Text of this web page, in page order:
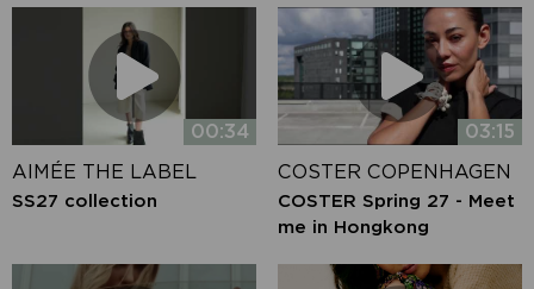
00:34
AIMÉE THE LABEL
SS27 collection
03:15
COSTER COPENHAGEN
COSTER Spring 27 - Meet
me in Hongkong